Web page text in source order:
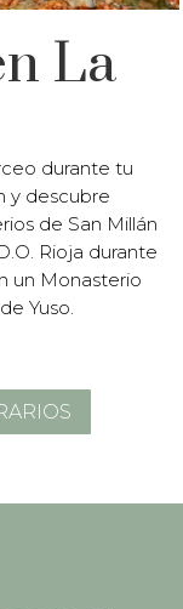
La
durante tu
y descubre
de San Millán
Rioja durante
un Monasterio
Yuso.